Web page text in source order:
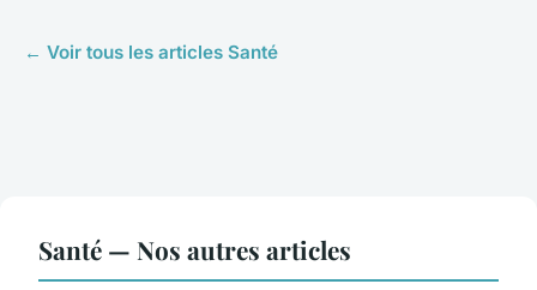
← Voir tous les articles Santé
Santé — Nos autres articles